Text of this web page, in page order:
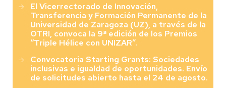
El Vicerrectorado de Innovación,
Transferencia y Formación Permanente de la
Universidad de Zaragoza (UZ), a través de la
OTRI, convoca la 9ª edición de los Premios
“Triple Hélice con UNIZAR”.
Convocatoria Starting Grants: Sociedades
inclusivas e igualdad de oportunidades. Envío
de solicitudes abierto hasta el 24 de agosto.